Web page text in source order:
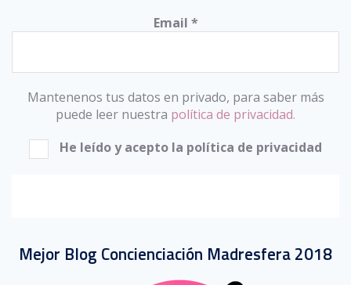
Email *
Mantenenos tus datos en privado, para saber más
puede leer nuestra política de privacidad.
He leído y acepto la política de privacidad
Mejor Blog Concienciación Madresfera 2018